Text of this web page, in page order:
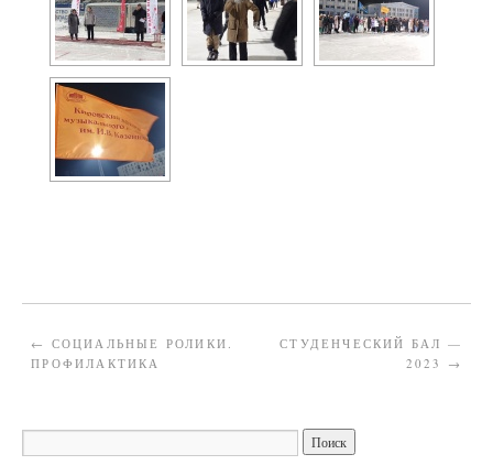
← СОЦИАЛЬНЫЕ РОЛИКИ.
ПРОФИЛАКТИКА
СТУДЕНЧЕСКИЙ БАЛ —
2023 →